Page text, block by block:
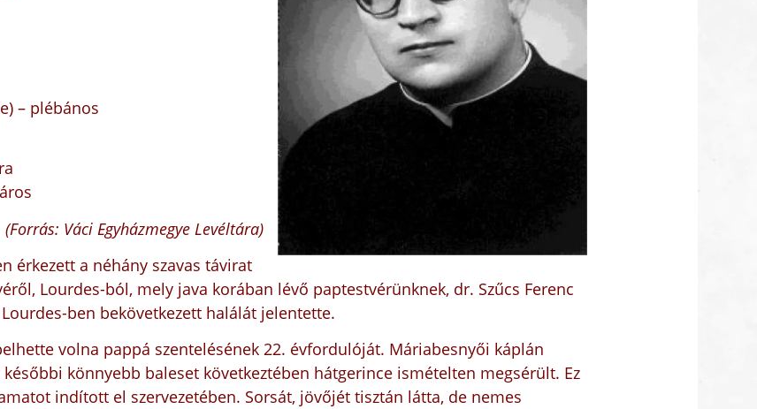
– plébános
(Forrás: Váci Egyházmegye Levéltára)
érkezett a néhány szavas távirat
Lourdes-ból, mely java korában lévő paptestvérünknek, dr. Szűcs Ferenc
ben bekövetkezett halálát jelentette.
volna pappá szentelésének 22. évfordulóját. Máriabesnyői káplán
könnyebb baleset következtében hátgerince ismételten megsérült. Ez
indított el szervezetében. Sorsát, jövőjét tisztán látta, de nemes